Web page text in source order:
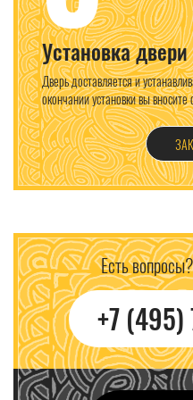
Установка двери
Дверь доставляется и
окончании установки вы
Есть
+7